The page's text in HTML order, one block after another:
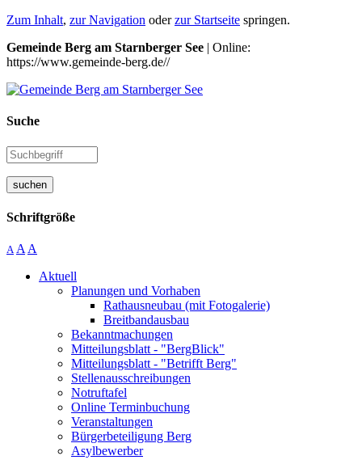
Zum Inhalt, zur Navigation oderzur Startseite springen.
Gemeinde Berg am Starnberger See | Online:
https://www.gemeinde-berg.de//
Suche
suchen
Schriftgröße
A A A
Aktuell
Planungen und Vorhaben
Rathausneubau (mit Fotogalerie)
Breitbandausbau
Bekanntmachungen
Mitteilungsblatt - "BergBlick"
Mitteilungsblatt - "Betrifft Berg"
Stellenausschreibungen
Notruftafel
Online Terminbuchung
Veranstaltungen
Bürgerbeteiligung Berg
Asylbewerber